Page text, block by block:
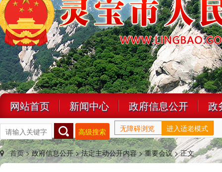
网站首页 新闻中心 政府信息公开 政
高级搜索 无障碍浏览 进入适老模式
首页 >政府信息公开 >法定主动公开内容 >重要会议 >正文